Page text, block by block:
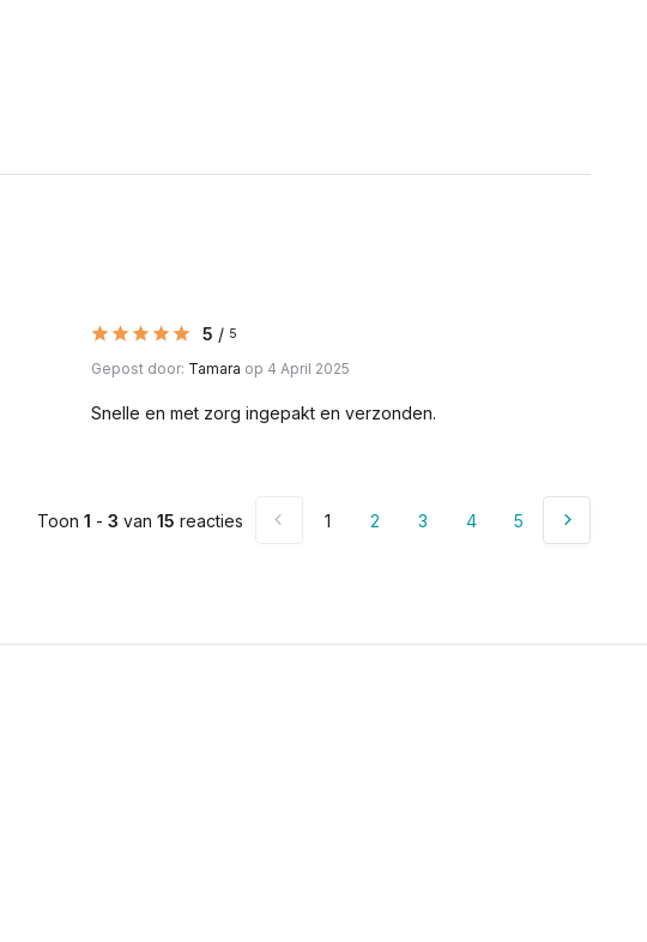
5 / 5
Gepost door: Tamara op 4 April 2025
Snelle en met zorg ingepakt en verzonden.
Toon 1 - 3 van 15 reacties 1 2 3 4 5